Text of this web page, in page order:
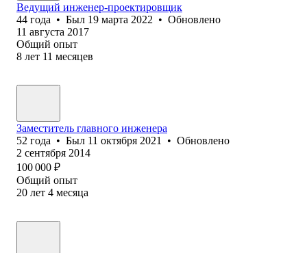
Ведущий инженер-проектировщик
44 года • Был 19 марта 2022 • Обновлено
11 августа 2017
Общий опыт
8 лет 11 месяцев
Заместитель главного инженера
52 года • Был 11 октября 2021 • Обновлено
2 сентября 2014
100 000 ₽
Общий опыт
20 лет 4 месяца